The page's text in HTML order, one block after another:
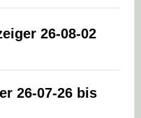
26-08-02
26-07-26 bis